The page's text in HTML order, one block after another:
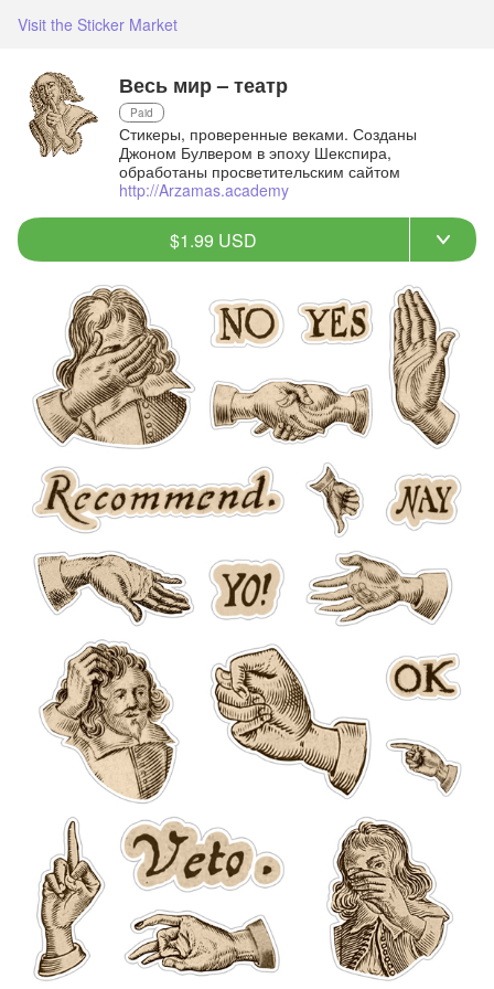
Visit the Sticker Market
Весь мир – театр
Paid
Стикеры, проверенные веками. Созданы
Джоном Булвером в эпоху Шекспира,
обработаны просветительским сайтом
http://Arzamas.academy
$1.99 USD